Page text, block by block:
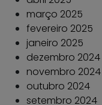
março 2025
fevereiro 2025
janeiro 2025
dezembro 2024
novembro 2024
outubro 2024
setembro 2024